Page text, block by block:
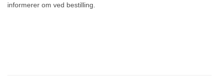
informerer om ved bestilling.